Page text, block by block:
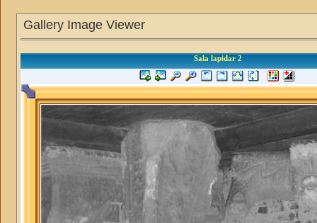
Gallery Image Viewer
Sala lapidar 2